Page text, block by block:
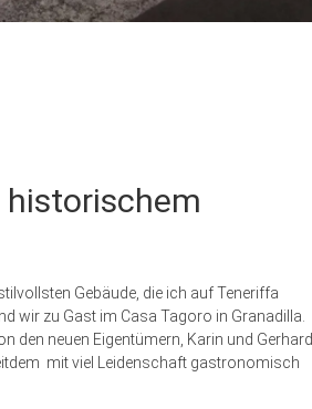
historischem
Gebäude, die ich auf Teneriffa
wir zu Gast im Casa Tagoro in Granadilla.
den neuen Eigentümern, Karin und Gerhard
mit viel Leidenschaft gastronomisch